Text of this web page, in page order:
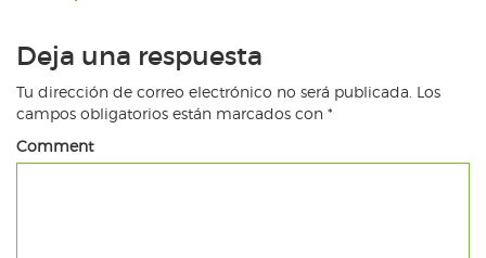
Deja una respuesta
Tu dirección de correo electrónico no será publicada. Los
campos obligatorios están marcados con *
Comment